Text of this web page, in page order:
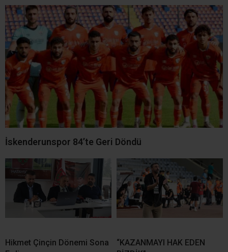
İskenderunspor 84’te Geri Döndü
Hikmet Çinçin Dönemi Sona
“KAZANMAYI HAK EDEN